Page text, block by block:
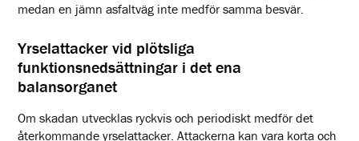
medan en jämn asfaltväg inte medför samma besvär.
Yrselattacker vid plötsliga
funktionsnedsättningar i det ena
balansorganet
Om skadan utvecklas ryckvis och periodiskt medför det
återkommande yrselattacker. Attackerna kan vara korta och